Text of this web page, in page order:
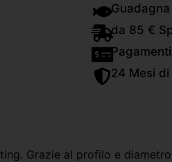
da 85 €
24 Mesi
Grazie al profilo e